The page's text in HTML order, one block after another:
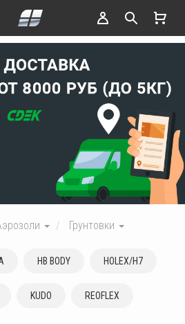
Грунтовки
HB BODY HOLEX/H7
KUDO REOFLEX